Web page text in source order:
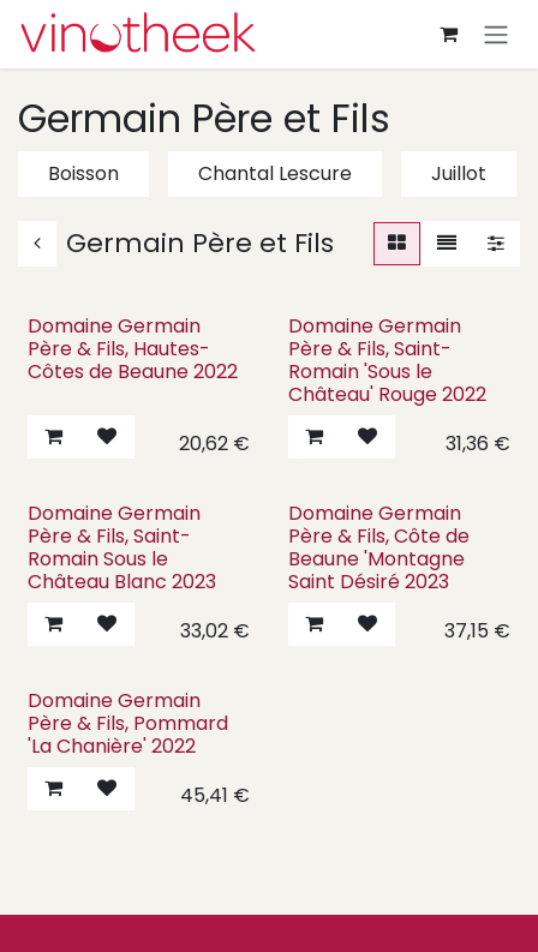
Overslaan naar inhoud
Germain Père et Fils
Boisson Chantal Lescure Juillot
Germain Père et Fils
Domaine Germain
Père & Fils, Hautes-
Côtes de Beaune 2022
20,62€
Domaine Germain
Père & Fils, Saint-
Romain 'Sous le
Château' Rouge 2022
31,36 €
Domaine Germain
Père & Fils, Saint-
Romain Sous le
Château Blanc 2023
33,02€
Domaine Germain
Père & Fils, Côte de
Beaune 'Montagne
Saint Désiré 2023
37,15 €
Domaine Germain
Père & Fils, Pommard
'La Chanière' 2022
45,41 €